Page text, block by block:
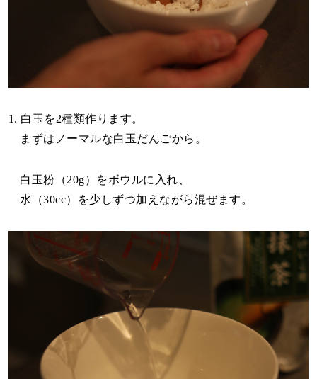
1. 白玉を2種類作ります。
まずはノーマルな白玉だんごから。
白玉粉（20g）をボウルに入れ、
水（30cc）を少しずつ加えながら混ぜます。